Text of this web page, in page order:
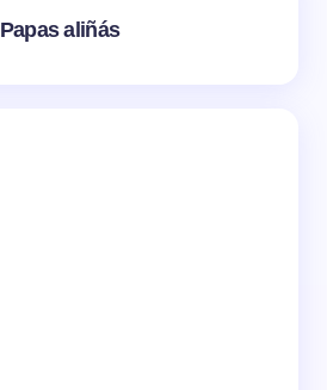
Papas aliñás